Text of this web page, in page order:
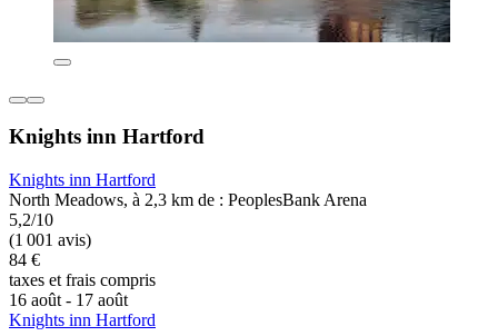
Knights inn Hartford
Knights inn Hartford
North Meadows, à 2,3 km de : PeoplesBank Arena
5,2/10
(1 001 avis)
84 €
taxes et frais compris
16 août - 17 août
Knights inn Hartford